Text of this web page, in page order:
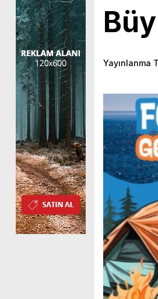
Yayınlanma